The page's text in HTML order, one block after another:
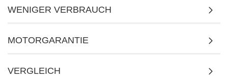
WENIGER VERBRAUCH
MOTORGARANTIE
VERGLEICH